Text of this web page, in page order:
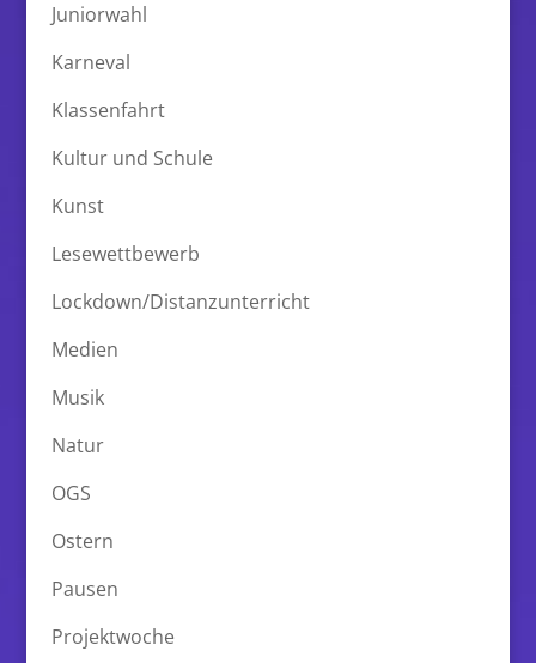
Juniorwahl
Karneval
Klassenfahrt
Kultur und Schule
Kunst
Lesewettbewerb
Lockdown/Distanzunterricht
Medien
Musik
Natur
OGS
Ostern
Pausen
Projektwoche